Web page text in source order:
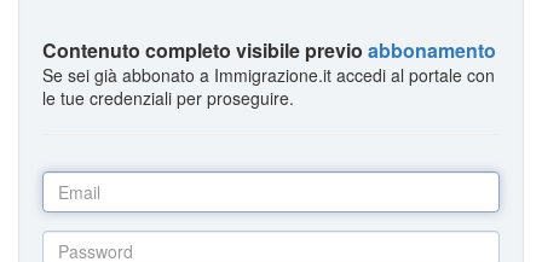
Contenuto completo visibile previo abbonamento
Se sei già abbonato a Immigrazione.it accedi al portale con
le tue credenziali per proseguire.